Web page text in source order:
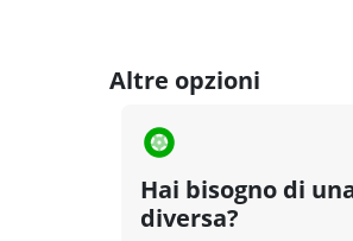
Altre opzioni
Hai bisogno di
diversa?